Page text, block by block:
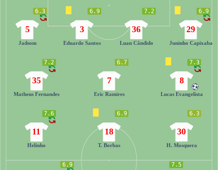
6.9
29
Juninho Capixaba
7.2
36
Luan Cândido
6.9
3
Eduardo Santos
6.3
5
Jadsom
7.3
8
Lucas Evangelista
6.7
7
Eric Ramires
7.2
35
Matheus Fernandes
6.3
30
H. Mosquera
6.9
18
T. Borbas
7.6
11
Helinho
6.9 7.5